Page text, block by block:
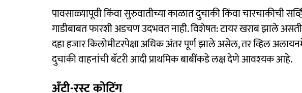
पावसाळ्यापूवी किंवा सुरुवातीच्या काळात दुचाकी किंवा चारचाकीची
गाडीबाबत फारशी अडचण उदभवत नाही. विशेषत: टायर खराब झाले
दहा हजार किलोमीटरपेक्षा अधिक अंतर पूर्ण झाले असेल, तर व्हिल
दुचाकी वाहनांची बॅटरी आदी प्राथमिक बाबींकडे लक्ष देणे आवश्‍यक आहे.
अँटी-रस्ट कोटिंग